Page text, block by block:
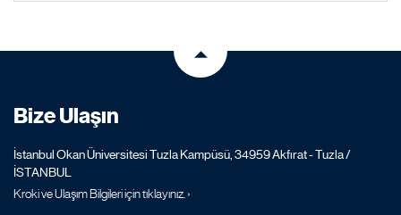
Bize Ulaşın
İstanbul Okan Üniversitesi Tuzla Kampüsü, 34959 Akfırat - Tuzla /
İSTANBUL
Kroki ve Ulaşım Bilgileri için tıklayınız. ›